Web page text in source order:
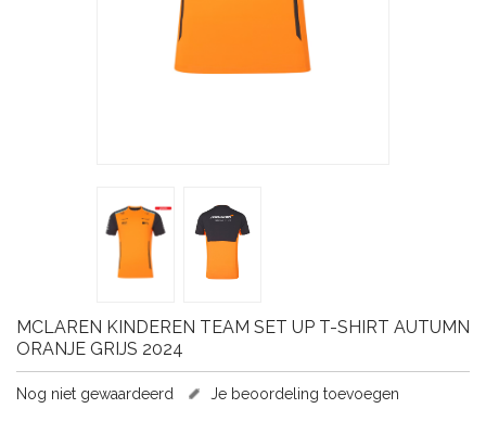
MCLAREN KINDEREN TEAM SET UP T-SHIRT AUTUMN
ORANJE GRIJS 2024
Nog niet gewaardeerd Je beoordeling toevoegen